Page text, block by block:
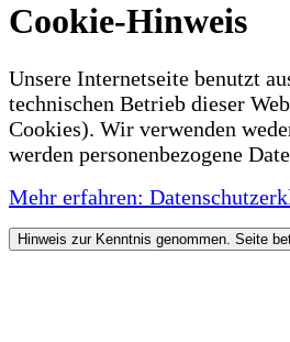
Cookie-Hinweis
Unsere Internetseite benutzt
technischen Betrieb dieser
Cookies). Wir verwenden
werden personenbezogene
Mehr erfahren:
Hinweis zur Kenntnis genommen. Seite